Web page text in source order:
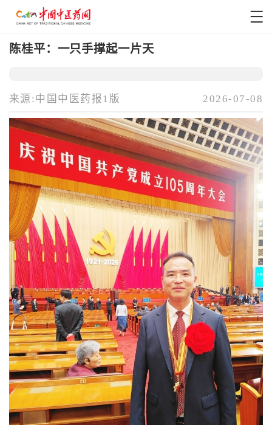
陈桂平：一只手撑起一片天
来源:中国中医药报1版 2026-07-08